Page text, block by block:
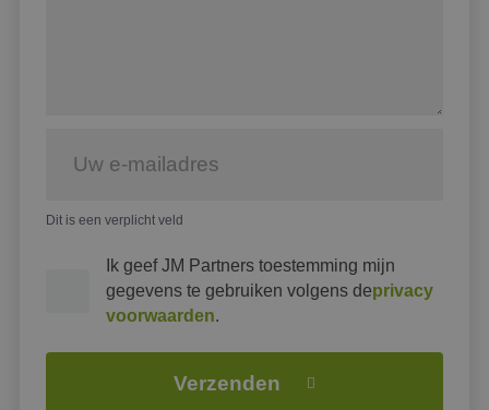
Dit is een verplicht veld
Ik geef JM Partners toestemming mijn
gegevens te gebruiken volgens deprivacy
voorwaarden.
Verzenden